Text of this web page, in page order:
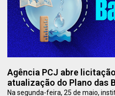
Agência PCJ abre
atualização do Plano das
Na segunda-feira, 25 de maio,